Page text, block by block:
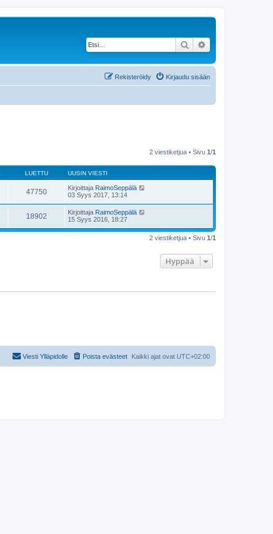
Etsi
Kirjaudu sisään
Rekisteröidy
2 viestiketjua • Sivu 1/1
LUETTU UUSIN VIESTI
47750 Kirjoittaja RaimoSeppälä
03 Syys 2017, 13:14
18902 Kirjoittaja RaimoSeppälä
15 Syys 2016, 18:27
2 viestiketjua • Sivu 1/1
Hyppää
Kaikki ajat ovat UTC+02:00
Poista evästeet
Viesti Ylläpidolle